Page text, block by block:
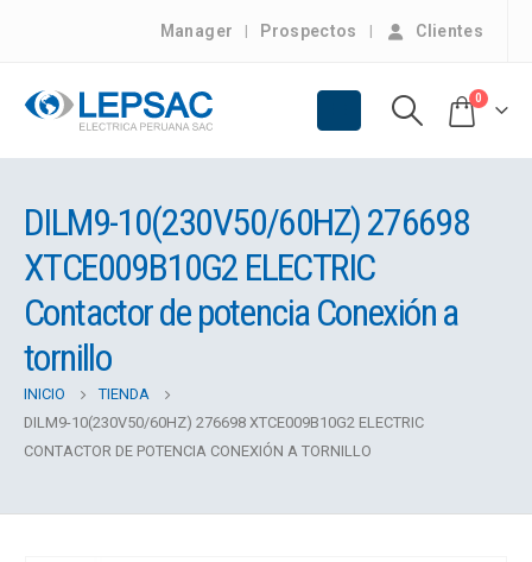
Manager Prospectos Clientes
0
DILM9-10(230V50/60HZ) 276698
XTCE009B10G2 ELECTRIC
Contactor de potencia Conexión a
tornillo
INICIO
TIENDA
DILM9-10(230V50/60HZ) 276698 XTCE009B10G2 ELECTRIC
CONTACTOR DE POTENCIA CONEXIÓN A TORNILLO